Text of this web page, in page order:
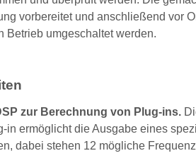
vorbereitet und anschließend vor
Betrieb umgeschaltet werden.
zur Berechnung von Plug-ins.
in ermöglicht die Ausgabe eines
dabei stehen 12 mögliche